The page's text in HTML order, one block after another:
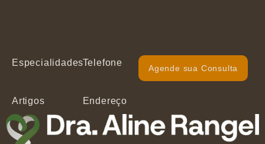
Especialidades
Artigos
Telefone
Endereço
Agende sua Consulta